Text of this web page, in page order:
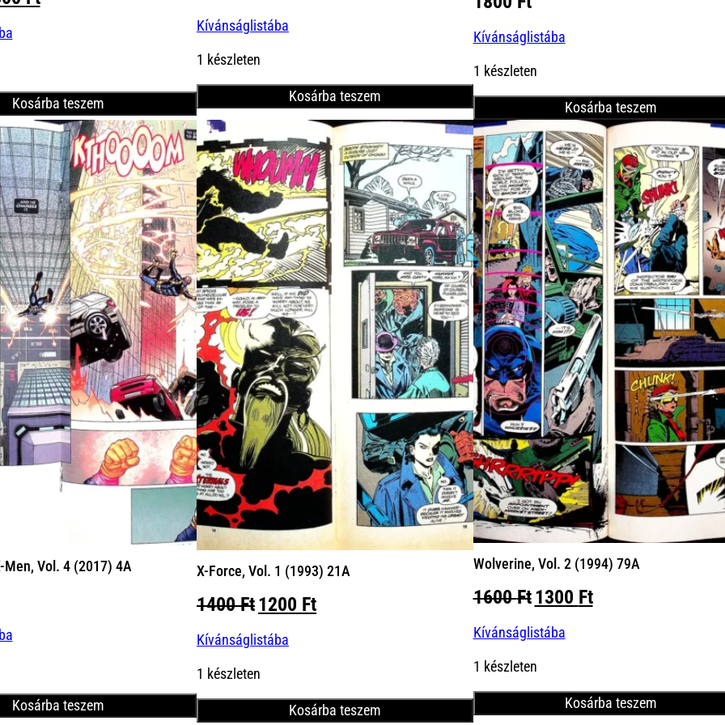
Kosárba teszem
was:
Kívánságlistába
1 készleten
Kosárba teszem
Kívánságlistába
1 készleten
Kosárba teszem
Vol. 4 (2017) 4A
Kosárba teszem
X-Force, Vol. 1 (1993) 21A
1400FtOriginal
was:
1200 FtCurrent
Kívánságlistába
1 készleten
Kosárba teszem
Wolverine, Vol. 2 (1994) 79A
1600FtOriginal
was:
1300 FtCurrent
Kívánságlistába
1 készleten
Kosárba teszem